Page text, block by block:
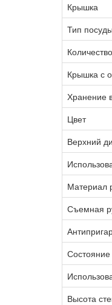
Крышка
Тип посуды
Крышка с
Хранение
Цвет
Верхний
Материал
Съемная
Состояние
Высота